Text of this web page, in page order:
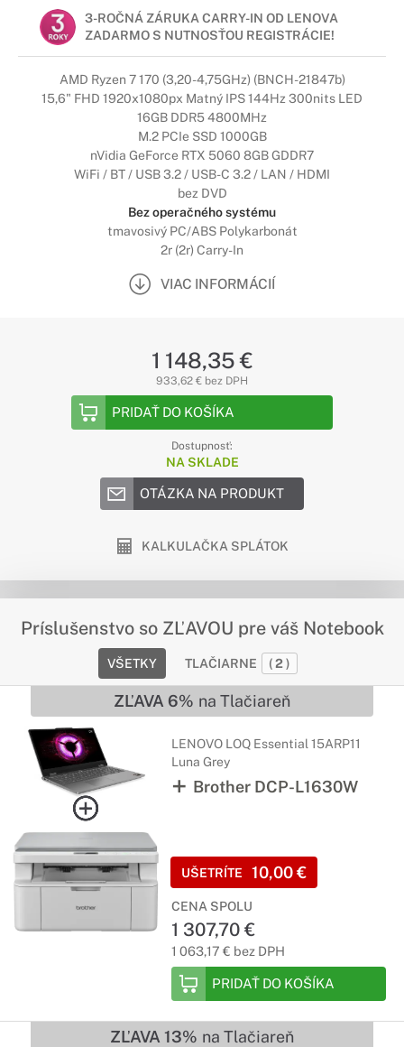
3-ROČNÁ ZÁRUKA CARRY-IN OD LENOVA
ZADARMO S NUTNOSŤOU REGISTRÁCIE!
AMD Ryzen 7 170 (3,20-4,75GHz) (BNCH-21847b)
15,6" FHD 1920x1080px Matný IPS 144Hz 300nits LED
16GB DDR5 4800MHz
M.2 PCIe SSD 1000GB
nVidia GeForce RTX 5060 8GB GDDR7
WiFi / BT / USB 3.2 / USB-C 3.2 / LAN / HDMI
bez DVD
Bez operačného systému
tmavosivý PC/ABS Polykarbonát
2r (2r) Carry-In
VIAC INFORMÁCIÍ
1 148,35 €
933,62 € bez DPH
PRIDAŤ DO KOŠÍKA
Dostupnosť:
NA SKLADE
OTÁZKA NA PRODUKT
KALKULAČKA SPLÁTOK
Príslušenstvo so ZĽAVOU pre váš Notebook
VŠETKY TLAČIARNE ( 2 )
ZĽAVA 6% na Tlačiareň
LENOVO LOQ Essential 15ARP11
Luna Grey
Brother DCP-L1630W
UŠETRÍTE 10,00 €
CENA SPOLU
1 307,70 €
1 063,17 € bez DPH
PRIDAŤ DO KOŠÍKA
ZĽAVA 13% na Tlačiareň